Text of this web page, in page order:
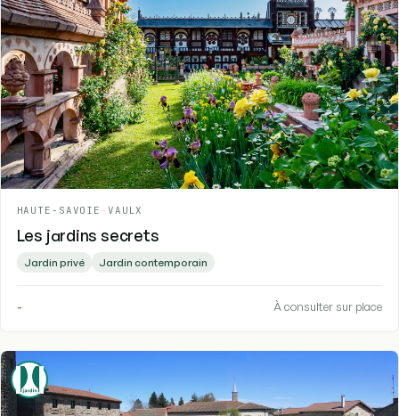
HAUTE-SAVOIE - VAULX
Les jardins secrets
Jardin privé Jardin contemporain
- À consulter sur place